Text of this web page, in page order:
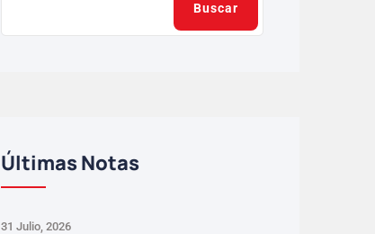
Buscar
Últimas Notas
31 Julio, 2026